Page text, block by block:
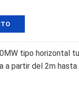
tipo horizontal
a partir del 2m